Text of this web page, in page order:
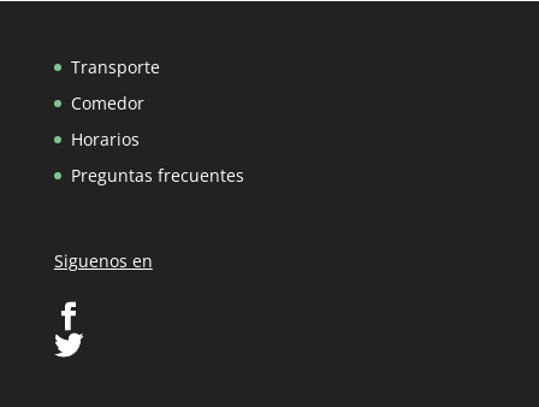
Transporte
Comedor
Horarios
Preguntas frecuentes
Siguenos en